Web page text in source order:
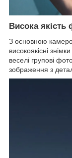
Висока якість
З основною
високоякісні
веселі групові
зображення з